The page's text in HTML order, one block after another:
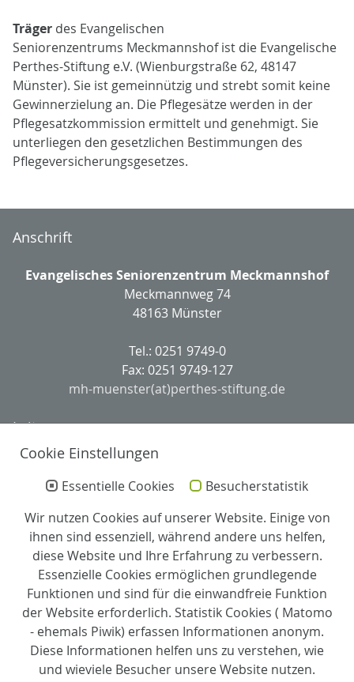
Träger des Evangelischen
Seniorenzentrums Meckmannshof ist die Evangelische
Perthes-Stiftung e.V. (Wienburgstraße 62, 48147
Münster). Sie ist gemeinnützig und strebt somit keine
Gewinnerzielung an. Die Pflegesätze werden in der
Pflegesatzkommission ermittelt und genehmigt. Sie
unterliegen den gesetzlichen Bestimmungen des
Pflegeversicherungsgesetzes.
Anschrift
Evangelisches Seniorenzentrum Meckmannshof
Meckmannweg 74
48163 Münster
Tel.: 0251 9749-0
Fax: 0251 9749-127
mh-muenster(at)perthes-stiftung.de
Leitung
Einrichtungsleitung:
Sina Berger
Pflegedienstleitung und Stellv. Leitung:
Arno Kröger
Zertifizierung
Partner
Cookie Einstellungen
Essentielle Cookies
Besucherstatistik
Wir nutzen Cookies auf unserer Website. Einige von
ihnen sind essenziell, während andere uns helfen,
diese Website und Ihre Erfahrung zu verbessern.
Essenzielle Cookies ermöglichen grundlegende
Funktionen und sind für die einwandfreie Funktion
der Website erforderlich. Statistik Cookies ( Matomo
- ehemals Piwik) erfassen Informationen anonym.
Diese Informationen helfen uns zu verstehen, wie
und wieviele Besucher unsere Website nutzen.